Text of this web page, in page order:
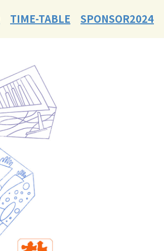
TIME-TABLE SPONSOR2024